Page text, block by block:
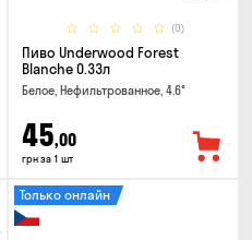
(0)
Пиво Underwood Forest
Blanche 0.33л
Белое, Нефильтрованное, 4.6°
45,00
грн за 1 шт
Только онлайн